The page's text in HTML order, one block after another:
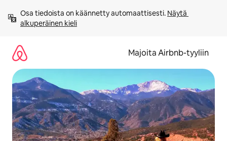
sisältö
väliin
Osa tiedoista on käännetty automaattisesti. Näytä
alkuperäinen kieli
Majoita Airbnb-tyyliin